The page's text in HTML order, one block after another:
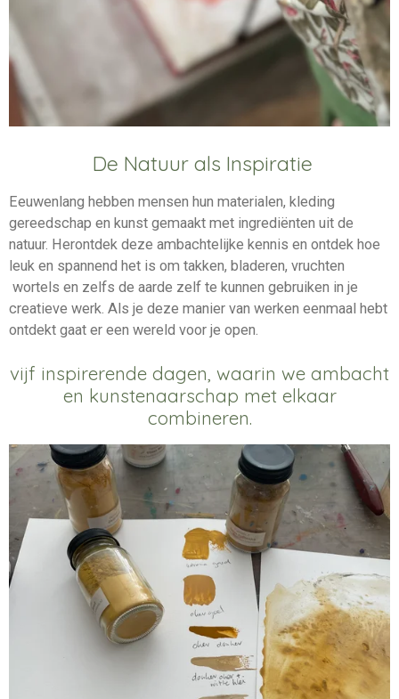
De Natuur als Inspiratie
Eeuwenlang hebben mensen hun materialen, kleding
gereedschap en kunst gemaakt met ingrediënten uit de
natuur. Herontdek deze ambachtelijke kennis en ontdek hoe
leuk en spannend het is om takken, bladeren, vruchten
wortels en zelfs de aarde zelf te kunnen gebruiken in je
creatieve werk. Als je deze manier van werken eenmaal hebt
ontdekt gaat er een wereld voor je open.
vijf inspirerende dagen, waarin we ambacht
en kunstenaarschap met elkaar
combineren.